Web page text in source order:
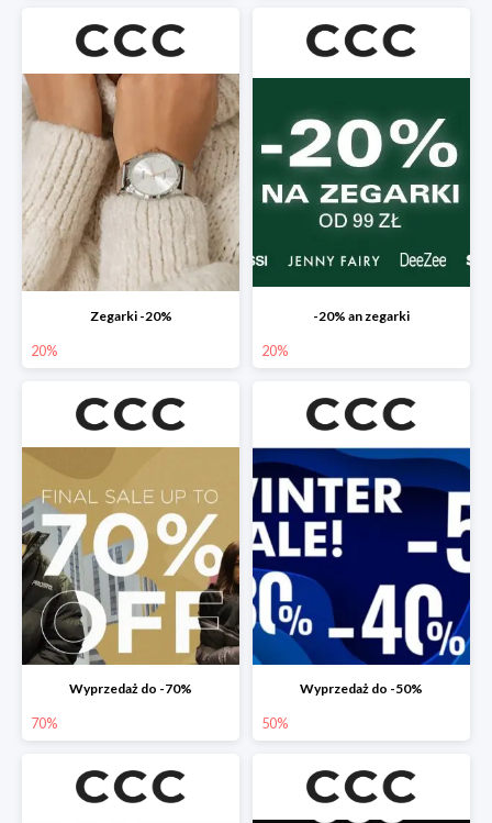
Zegarki -20%
20%
-20% an zegarki
20%
Wyprzedaż do -70%
70%
Wyprzedaż do -50%
50%